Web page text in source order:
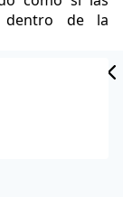
dentro de la